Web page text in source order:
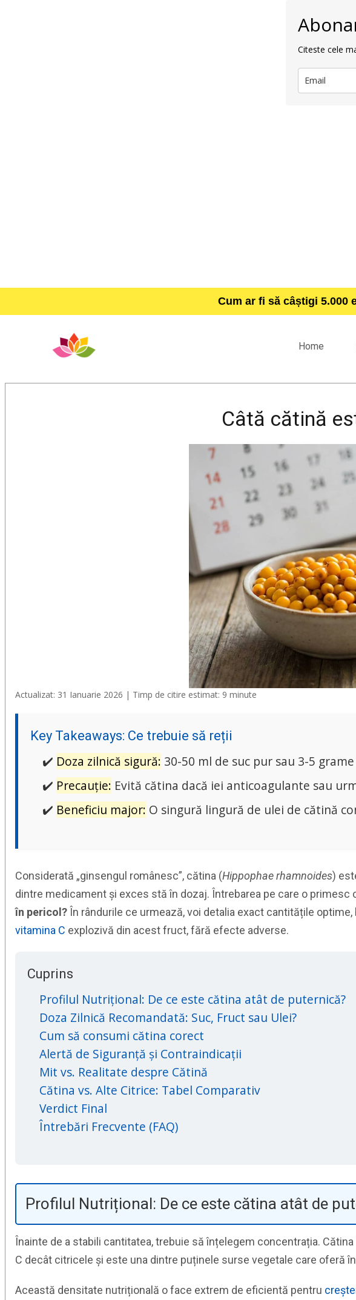
Citeste cele
Cum ar fi să câștigi 5.000
Home
Câtă cătină
Sari la conținut
Actualizat: 31 Ianuarie 2026 | Timp de citire estimat: 9 minute
Key Takeaways: Ce trebuie să reții
✔️ Doza zilnică sigură: 30-50 ml de suc pur sau 3-5
✔️ Precauție: Evită cătina dacă iei anticoagulante sau
✔️ Beneficiu major: O singură lingură de ulei de cătină
Considerată „ginsengul românesc”, cătina (Hippophae rhamnoides)
dintre medicament și exces stă în dozaj. Întrebarea pe care o primesc
în pericol?În rândurile ce urmează, voi detalia exact cantitățile
vitamina C explozivă din acest fruct, fără efecte adverse.
Cuprins
Profilul Nutrițional: De ce este cătina atât de puternică?
Doza Zilnică Recomandată: Suc, Fruct sau Ulei?
Cum să consumi cătina corect
Alertă de Siguranță și Contraindicații
Mit vs. Realitate despre Cătină
Cătina vs. Alte Citrice: Tabel Comparativ
Verdict Final
Întrebări Frecvente (FAQ)
Profilul Nutrițional: De ce este cătina atât de
Înainte de a stabili cantitatea, trebuie să înțelegem concentrația.
C decât citricele și este una dintre puținele surse vegetale care oferă
Această densitate nutrițională o face extrem de eficientă pentru